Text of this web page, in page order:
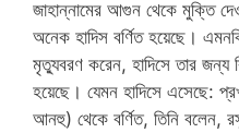
জাহান্নামের আগুন থেকে মুক্তি
অনেক হাদিস বর্ণিত হয়েছে।
মৃত্যুবরণ করেন, হাদিসে তার জন্য
হয়েছে। যেমন হাদিসে এসেছে:
আনহু) থেকে বর্ণিত, তিনি বলেন,